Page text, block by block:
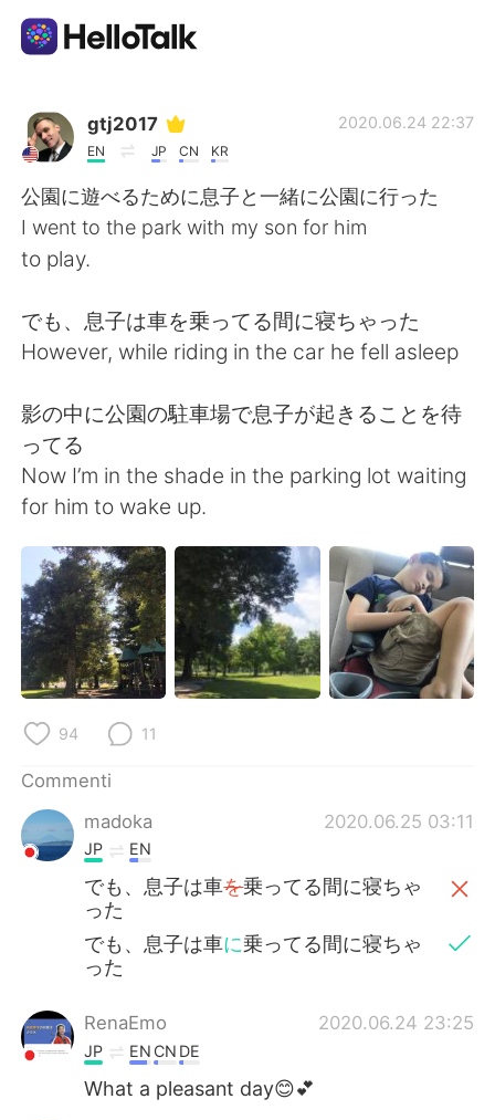
App di scambio linguistico
Italiano
English 简体中文
العربية
Deutsch
한국어 Русский
ไทย Indonesia
Türkçe Tiếng Việt
Português
gtj2017
EN JP CN KR
2020.06.24 22:37
公園に遊べるために息子と一緒に公園に行った
I went to the park with my son for him
to play.
でも、息子は車を乗ってる間に寝ちゃった
However, while riding in the car he fell asleep
影の中に公園の駐車場で息子が起きることを待
ってる
Now I’m in the shade in the parking lot waiting
for him to wake up.
94 11
Commenti
madoka
2020.06.25 03:11
JP EN
でも、息子は車を乗ってる間に寝ちゃ
った
でも、息子は車に乗ってる間に寝ちゃ
った
RenaEmo 2020.06.24 23:25
JP EN CN DE
What a pleasant day😊💕